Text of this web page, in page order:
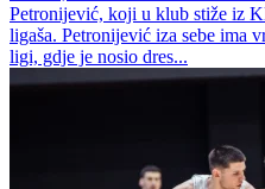
Petronijević, koji u klub stiže iz
ligaša. Petronijević iza sebe ima
ligi, gdje je nosio dres...